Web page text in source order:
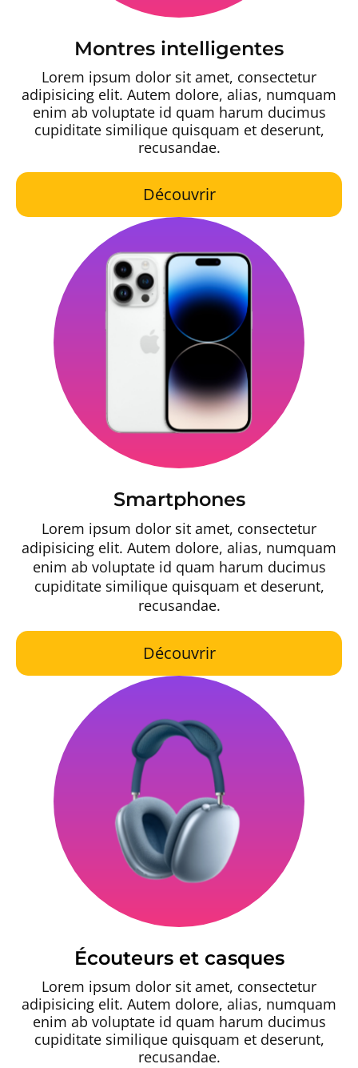
Montres intelligentes
Lorem ipsum dolor sit amet, consectetur
adipisicing elit. Autem dolore, alias, numquam
enim ab voluptate id quam harum ducimus
cupiditate similique quisquam et deserunt,
recusandae.
Découvrir
Smartphones
Lorem ipsum dolor sit amet, consectetur
adipisicing elit. Autem dolore, alias, numquam
enim ab voluptate id quam harum ducimus
cupiditate similique quisquam et deserunt,
recusandae.
Découvrir
Écouteurs et casques
Lorem ipsum dolor sit amet, consectetur
adipisicing elit. Autem dolore, alias, numquam
enim ab voluptate id quam harum ducimus
cupiditate similique quisquam et deserunt,
recusandae.